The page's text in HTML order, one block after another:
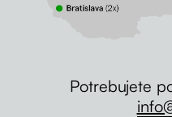
Potrebujete